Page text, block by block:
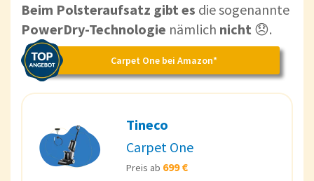
Beim Polsteraufsatz gibt es die sogenannte
PowerDry-Technologie nämlich nicht 😞.
Carpet One bei Amazon*
Tineco
Carpet One
Preis ab 699 €